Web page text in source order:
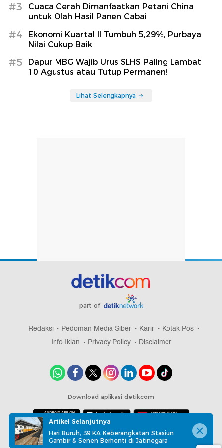
#3
Cuaca Cerah Dimanfaatkan Petani China
untuk Olah Hasil Panen Cabai
#4
Ekonomi Kuartal II Tumbuh 5,29%, Purbaya
Nilai Cukup Baik
#5
Dapur MBG Wajib Urus SLHS Paling Lambat
10 Agustus atau Tutup Permanen!
Lihat Selengkapnya
part of
Redaksi Pedoman Media Siber Karir
Kotak Pos
Info Iklan
Privacy Policy Disclaimer
Download aplikasi detikcom
Copyright @ 2026 detikcom, All right reserved
Artikel Selanjutnya
Hari Buruh, 39 KA Keberangkatan Stasiun
Gambir & Senen Berhenti di Jatinegara